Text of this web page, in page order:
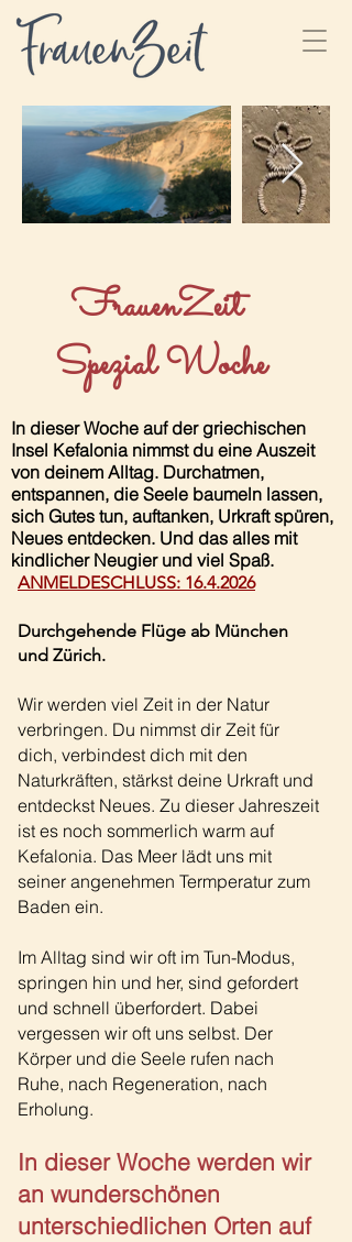
FrauenZeit
Spezial Woche
In dieser Woche auf der griechischen
Insel Kefalonia nimmst du eine Auszeit
von deinem Alltag. Durchatmen,
entspannen, die Seele baumeln lassen,
sich Gutes tun, auftanken, Urkraft spüren,
Neues entdecken. Und das alles mit
kindlicher Neugierund viel Spaß.
ANMELDESCHLUSS: 16.4.2026
Durchgehende Flüge ab München
und Zürich.
Wir werden viel Zeit in der Natur
verbringen. Du nimmst dir Zeit für
dich, verbindest dich mit den
Naturkräften, stärkst deine Urkraft und
entdeckst Neues. Zu dieser Jahreszeit
ist es noch sommerlich warm auf
Kefalonia. Das Meer lädt uns mit
seiner angenehmen Termperatur zum
Baden ein.
Im Alltag sind wir oft im Tun-Modus,
springen hin und her, sind gefordert
und schnell überfordert. Dabei
vergessen wir oft uns selbst. Der
Körper und die Seele rufen nach
Ruhe, nach Regeneration, nach
Erholung.
In dieser Woche werden wir
an wunderschönen
unterschiedlichen Orten auf